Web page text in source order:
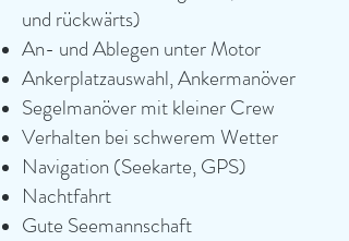
und rückwärts)
An- und Ablegen unter Motor
Ankerplatzauswahl, Ankermanöver
Segelmanöver mit kleiner Crew
Verhalten bei schwerem Wetter
Navigation (Seekarte, GPS)
Nachtfahrt
Gute Seemannschaft